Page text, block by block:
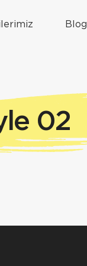
Blog
02